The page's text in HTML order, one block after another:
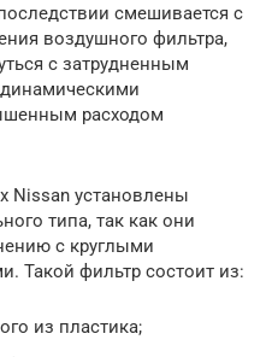
смешивается с
воздушного фильтра,
с затрудненным
расходом
Nissan установлены
типа, так как они
с круглыми
Такой фильтр состоит из:
из пластика;